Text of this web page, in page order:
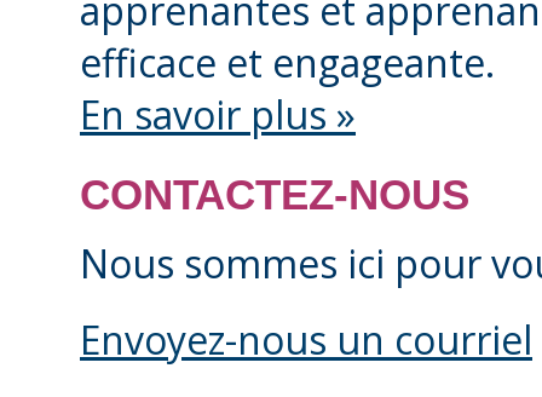
payée et soumise,
confirmation
calendrier en ligne
Réservez votre
sélectionnant la
options
apprenantes et
efficace et engageante.
En savoir plus »
CONTACTEZ-NOUS
Nous sommes ici pour
Envoyez-nous un courriel